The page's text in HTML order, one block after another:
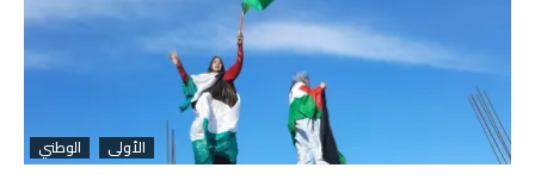
الأولى
الوطني